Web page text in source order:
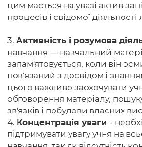
цим мається на увазі
процесів і свідомої
3. Активність і розумова
навчання — навчальний
запам'ятовується, коли він
пов'язаний з досвідом і
цього важливо заохочувати
обговорення матеріалу,
зв'язків і побудови власних
4. Концентрація уваги -
підтримувати увагу учня на